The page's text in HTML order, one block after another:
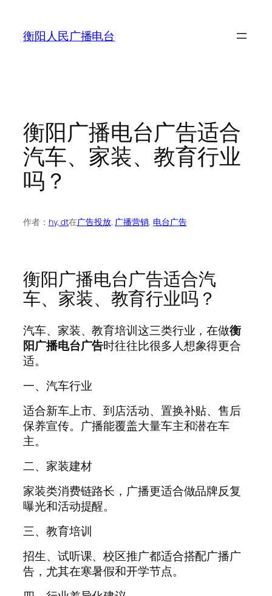
衡阳人民广播电台
衡阳广播电台广告适合
汽车、家装、教育行业
吗？
作者： hy, dt在广告投放, 广播营销, 电台广告
衡阳广播电台广告适合汽
车、家装、教育行业吗？
汽车、家装、教育培训这三类行业，在做衡
阳广播电台广告时往往比很多人想象得更合
适。
一、汽车行业
适合新车上市、到店活动、置换补贴、售后
保养宣传。广播能覆盖大量车主和潜在车
主。
二、家装建材
家装类消费链路长，广播更适合做品牌反复
曝光和活动提醒。
三、教育培训
招生、试听课、校区推广都适合搭配广播广
告，尤其在寒暑假和开学节点。